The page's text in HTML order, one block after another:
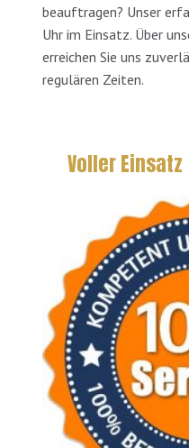
beauftragen? Unser
Uhr im Einsatz. Über
erreichen Sie uns
regulären Zeiten.
Voller Einsatz